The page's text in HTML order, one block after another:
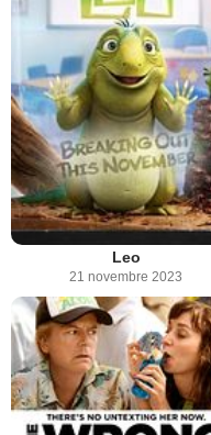
Leo
21 novembre 2023